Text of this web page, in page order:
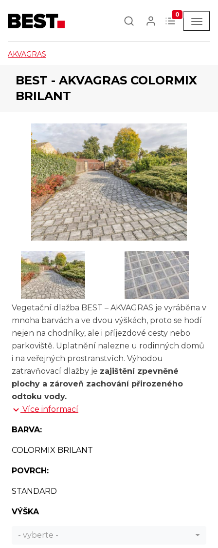
0
AKVAGRAS
BEST - AKVAGRAS COLORMIX
BRILANT
Vegetační dlažba BEST – AKVAGRAS je vyráběna v
mnoha barvách a ve dvou výškách, proto se hodí
nejen na chodníky, ale i příjezdové cesty nebo
parkoviště. Uplatnění nalezne u rodinných domů
i na veřejných prostranstvích. Výhodou
zatravňovací dlažby je zajištění zpevněné
plochy a zároveň zachování přirozeného
odtoku vody.
Více informací
BARVA:
COLORMIX BRILANT
POVRCH:
STANDARD
VÝŠKA
- vyberte -